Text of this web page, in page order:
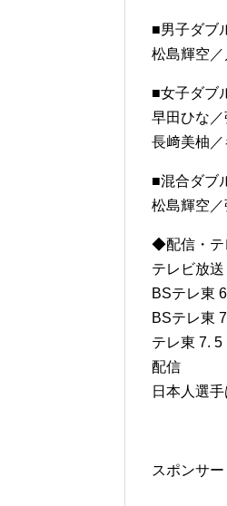
■男子ダブ
松島輝空
■女子ダブ
早田ひな
長﨑美柚／
■混合ダブ
松島輝空
◆配信・テ
テレビ放送
BSテレ東
BSテレ東
テレ東 7.
配信
日本人選
スポンサ